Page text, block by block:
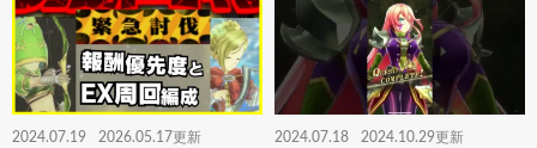
2024.07.19 2026.05.17更新 2024.07.18 2024.10.29更新